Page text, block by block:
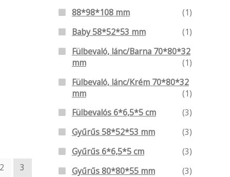
2 3
88*98*108 mm
(1)
Baby 58*52*53 mm
(1)
Fülbevaló, lánc/Barna 70*80*32
mm
(1)
Fülbevaló, lánc/Krém 70*80*32
mm
(1)
Fülbevalós 6*6,5*5 cm
(3)
Gyűrűs 58*52*53 mm
(3)
Gyűrűs 6*6,5*5 cm
(3)
Gyűrűs 80*80*55 mm
(3)